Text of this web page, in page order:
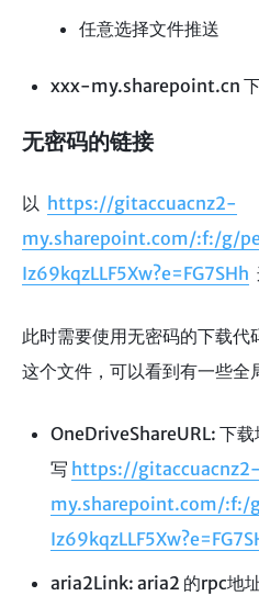
任意选择文件推送
xxx-my.sharepoint.cn 下
无密码的链接
以 https://gitaccuacnz2-
my.sharepoint.com/:f:/g/
Iz69kqzLLF5Xw?e=FG7SHh
此时需要使用无密码的下载代
这个文件，可以看到有一些全
OneDriveShareURL: 下
写 https://gitaccuacnz2-
my.sharepoint.com/:f:/
aria2Link: aria2 的rpc地